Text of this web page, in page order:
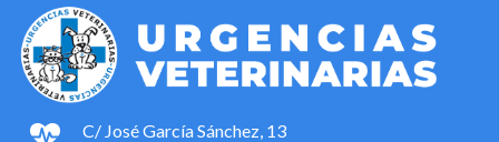
C/ José García Sánchez, 13